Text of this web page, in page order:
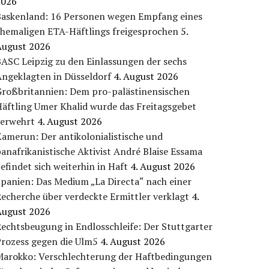
16 Personen wegen Empfang eines
ETA-Häftlings freigesprochen 5.
2026
Leipzig zu den Einlassungen der sechs
in Düsseldorf 4. August 2026
Dem pro-palästinensischen
Umer Khalid wurde das Freitagsgebet
4. August 2026
Der antikolonialistische und
Aktivist André Blaise Essama
sich weiterhin in Haft 4. August 2026
Das Medium „La Directa“ nach einer
über verdeckte Ermittler verklagt 4.
2026
in Endlosschleife: Der Stuttgarter
gegen die Ulm5 4. August 2026
Verschlechterung der Haftbedingungen